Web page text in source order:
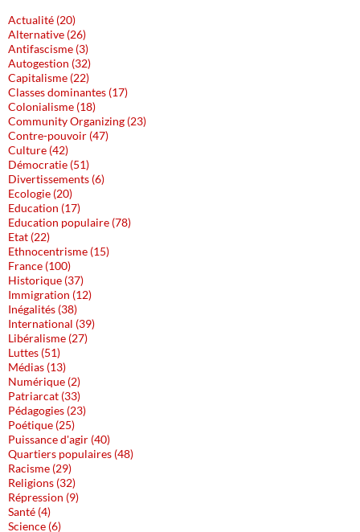
Actualité (20)
Alternative (26)
Antifascisme (3)
Autogestion (32)
Capitalisme (22)
Classes dominantes (17)
Colonialisme (18)
Community Organizing (23)
Contre-pouvoir (47)
Culture (42)
Démocratie (51)
Divertissements (6)
Ecologie (20)
Education (17)
Education populaire (78)
Etat (22)
Ethnocentrisme (15)
France (100)
Historique (37)
Immigration (12)
Inégalités (38)
International (39)
Libéralisme (27)
Luttes (51)
Médias (13)
Numérique (2)
Patriarcat (33)
Pédagogies (23)
Poétique (25)
Puissance d'agir (40)
Quartiers populaires (48)
Racisme (29)
Religions (32)
Répression (9)
Santé (4)
Science (6)